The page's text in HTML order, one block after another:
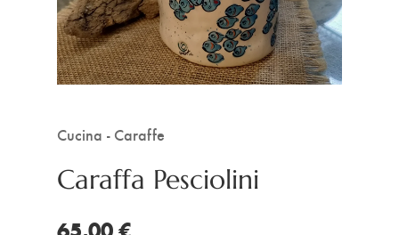
Cucina - Caraffe
Caraffa Pesciolini
65,00 €